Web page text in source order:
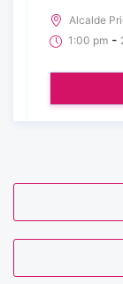
Alcalde
1:00 pm -